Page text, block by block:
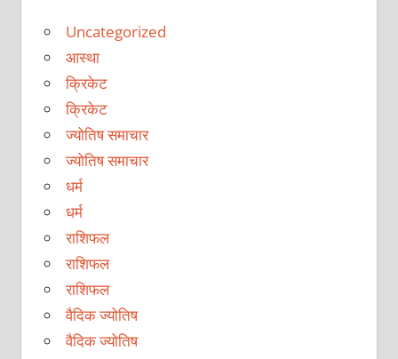
Uncategorized
आस्था
क्रिकेट
क्रिकेट
ज्योतिष समाचार
ज्योतिष समाचार
धर्म
धर्म
राशिफल
राशिफल
राशिफल
वैदिक ज्योतिष
वैदिक ज्योतिष